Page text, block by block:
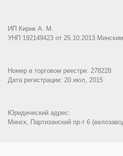
ИП Кирик А. М.
УНП 192149423 от 25.10.2013
Номер в торговом реестре: 278228
Дата регистрации: 20 июл, 2015
Юридический адрес:
Минск, Партизанский пр-т 6